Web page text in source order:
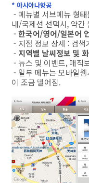
* 아시아나항공
- 메뉴별 서브메뉴 형
내/국제선 선택시, 약간
- 한국어/영어/일본어
- 지점 정보 상세 : 검색
- 지역별 날씨정보 및
- 뉴스 및 이벤트, 매직
- 일부 메뉴는 모바일
이 조금 떨어짐.